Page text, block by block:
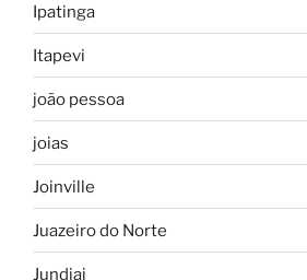
Ipatinga
Itapevi
joão pessoa
joias
Joinville
Juazeiro do Norte
Jundiai